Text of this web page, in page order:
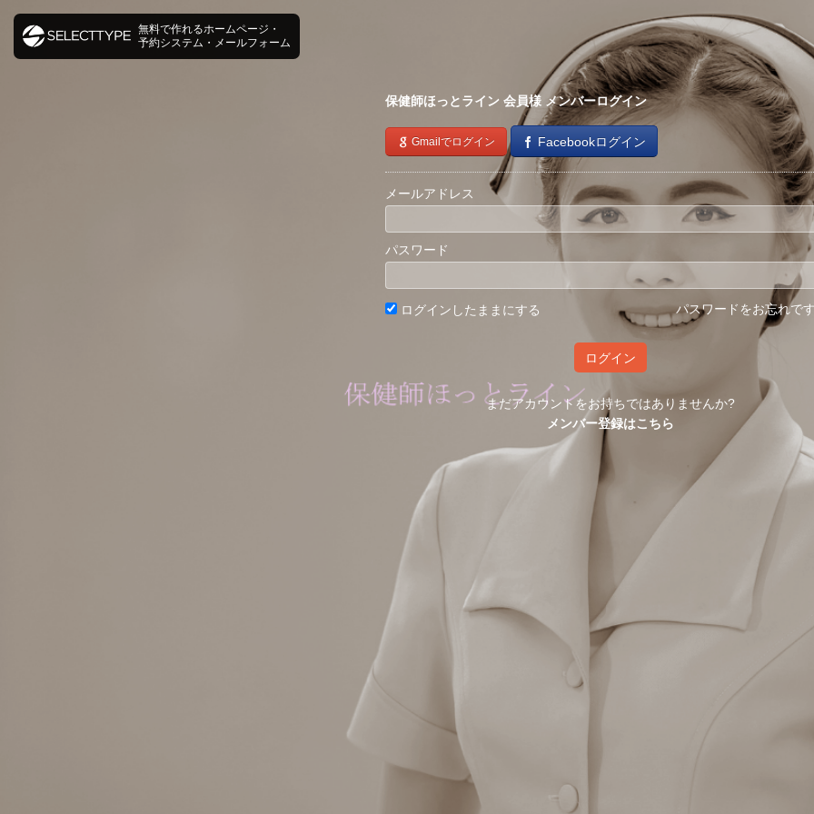
保健師ほっとライン 会員様 メンバーログイン
Gmailでログイン Facebookログイン
メールアドレス
パスワード
ログインしたままにする パスワードをお忘れで
ログイン
まだアカウントをお持ちではありませんか?
メンバー登録はこちら
無料で作れるホームページ・
予約システム・メールフォーム